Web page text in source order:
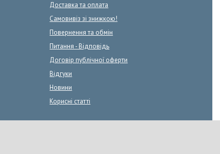
Доставка та оплата
Самовивіз зі знижкою!
Повернення та обмін
Питання - Відповідь
Договір публічної оферти
Відгуки
Новини
Корисні статті